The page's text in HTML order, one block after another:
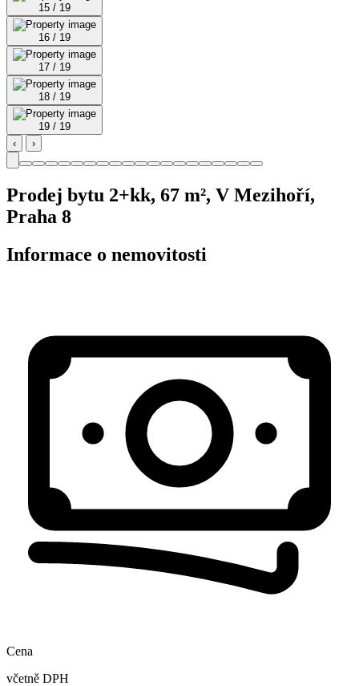
15 / 19
16 / 19
17 / 19
18 / 19
19 / 19
‹
›
Prodej bytu 2+kk, 67 m², V Mezihoří,
Praha 8
Informace o nemovitosti
Cena
včetně DPH